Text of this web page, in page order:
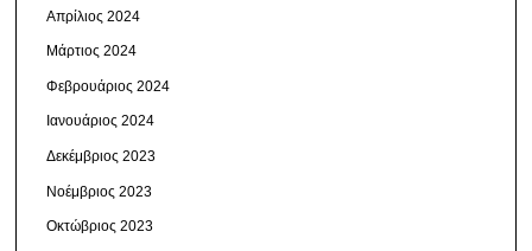
Απρίλιος 2024
Μάρτιος 2024
Φεβρουάριος 2024
Ιανουάριος 2024
Δεκέμβριος 2023
Νοέμβριος 2023
Οκτώβριος 2023